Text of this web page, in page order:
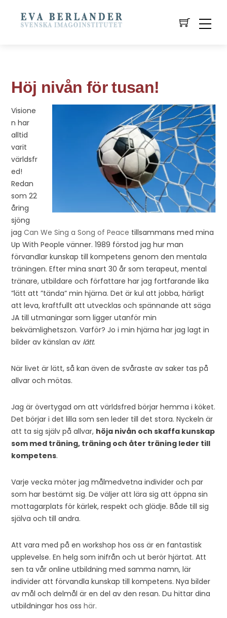
Höj nivån för tusan!
Visione
n har
alltid
varit
världsfr
ed!
Redan
som 22
åring
sjöng
jagCan We Sing a Song of Peace tillsammans med mina
Up With People vänner. 1989 förstod jag hur man
förvandlar kunskap till kompetens genom den mentala
träningen. Efter mina snart 30 år som terapeut, mental
tränare, utbildare och författare har jag fortfarande lika
”lätt att ”tända” min hjärna. Det är kul att jobba, härligt
att leva, kraftfullt att utvecklas och spännande att säga
JA till utmaningar som ligger utanför min
bekvämlighetszon. Varför? Jo i min hjärna har jag lagt in
bilder av känslan av lätt.
När livet är lätt, så kan även de svåraste av saker tas på
allvar och mötas.
Jag är övertygad om att världsfred börjar hemma i köket.
Det börjar i det lilla som sen leder till det stora. Nyckeln är
att ta sig själv på allvar, höja nivån och skaffa kunskap
som med träning, träning och åter träning leder till
kompetens.
Varje vecka möter jag målmedvetna individer och par
som har bestämt sig. De väljer att lära sig att öppna sin
mottagarplats för kärlek, respekt och glädje. Både till sig
själva och till andra.
Att vara med på en workshop hos oss är en fantastisk
upplevelse. En helg som inifrån och ut berör hjärtat. Att
sen ta vår online utbildning med samma namn, lär
individer att förvandla kunskap till kompetens. Nya bilder
av mål och delmål är en del av den resan. Du hittar dina
utbildningar hos osshär.